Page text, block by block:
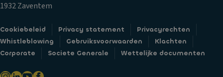
1932 Zaventem
Cookiebeleid Privacy statement
Privacyrechten
Whistleblowing
Gebruiksvoorwaarden
Klachten
Corporate
Societe Generale Wettelijke documenten